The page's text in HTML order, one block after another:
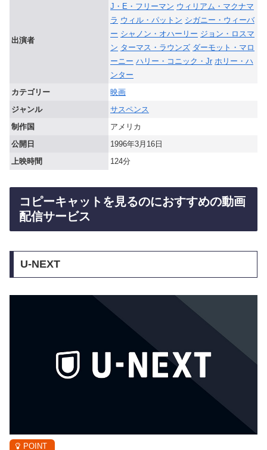
出演者
J・E・フリーマン ウィリアム・マクナマ
ラ ウィル・パットン シガニー・ウィーバ
ー シャノン・オハーリー ジョン・ロスマ
ン ターマス・ラウンズ ダーモット・マロ
ーニー ハリー・コニック・Jr ホリー・ハ
ンター
カテゴリー
映画
ジャンル
サスペンス
制作国
アメリカ
公開日
1996年3月16日
上映時間
124分
コピーキャットを見るのにおすすめの動画
配信サービス
U-NEXT